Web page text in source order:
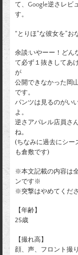
て、Google逆さレビ
す。
“とりほ”な彼女を”お
余談:いやーー！どん
て必ず１抜きしてあ
が
公開できなかった岡
です。
パンツは見るのがい
よ。
逆さアパレル店員さ
ね。
(ちなみに過去にシー
も倉敷です)
※本文記載の内容は
ンです※
※突撃はやめてくだ
【年齢】
25歳
【撮れ高】
顔、声、フロント撮